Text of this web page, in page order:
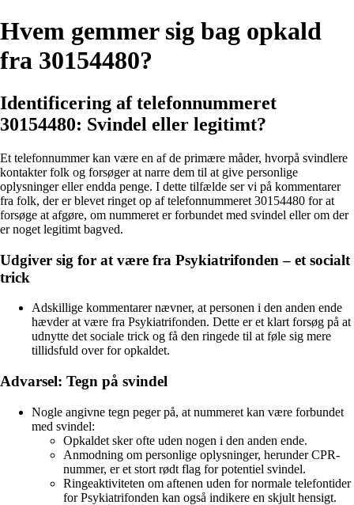
Hvem gemmer sig bag opkald
fra 30154480?
Identificering af telefonnummeret
30154480: Svindel eller legitimt?
Et telefonnummer kan være en af de primære måder, hvorpå svindlere
kontakter folk og forsøger at narre dem til at give personlige
oplysninger eller endda penge. I dette tilfælde ser vi på kommentarer
fra folk, der er blevet ringet op af telefonnummeret 30154480 for at
forsøge at afgøre, om nummeret er forbundet med svindel eller om der
er noget legitimt bagved.
Udgiver sig for at være fra Psykiatrifonden – et socialt
trick
Adskillige kommentarer nævner, at personen i den anden ende
hævder at være fra Psykiatrifonden. Dette er et klart forsøg på at
udnytte det sociale trick og få den ringede til at føle sig mere
tillidsfuld over for opkaldet.
Advarsel: Tegn på svindel
Nogle angivne tegn peger på, at nummeret kan være forbundet
med svindel:
Opkaldet sker ofte uden nogen i den anden ende.
Anmodning om personlige oplysninger, herunder CPR-
nummer, er et stort rødt flag for potentiel svindel.
Ringeaktiviteten om aftenen uden for normale telefontider
for Psykiatrifonden kan også indikere en skjult hensigt.